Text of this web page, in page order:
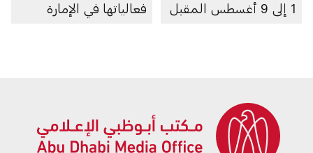
1 إلى 9 أغسطس المقبل
فعالياتها في الإمارة